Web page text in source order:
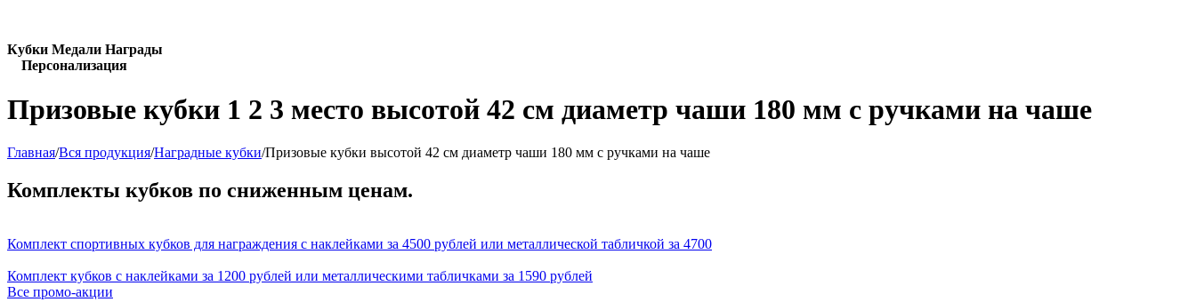
Кубки Медали Награды
Персонализация
Призовые кубки 1 2 3 место высотой 42 см диаметр чаши 180 мм с ручками на чаше
Главная/Вся продукция/Наградные кубки/Призовые кубки высотой 42 см диаметр чаши 180 мм с ручками на чаше
Комплекты кубков по сниженным ценам.
Комплект спортивных кубков для награждения с наклейками за 4500 рублей или металлической табличкой за 4700
Комплект кубков с наклейками за 1200 рублей или металлическими табличками за 1590 рублей
Все промо-акции